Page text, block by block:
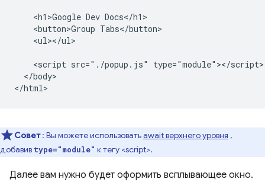
    <h1>Google Dev Docs</h1>
    <button>Group Tabs</button>
    <ul></ul>
    <script src="./popup.js" type="module"></script>
  </body>
Совет: Вы можете использоватьawait верхнего уровня ,
добавив type="module" к тегу <script>.
Далее вам нужно будет оформить всплывающее окно.